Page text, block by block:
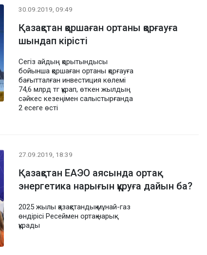
30.09.2019, 09:49
Қазақстан қоршаған ортаны қорғауға
шындап кірісті
Сегіз айдың қорытындысы
бойынша қоршаған ортаны қорғауға
бағытталған инвестиция көлемі
74,6 млрд тг құрап, өткен жылдың
сәйкес кезеңімен салыстырғанда
2 есеге өсті
27.09.2019, 18:39
Қазақстан ЕАЭО аясында ортақ
энергетика нарығын құруға дайын ба?
2025 жылы қазақстандық мұнай-газ
өндірісі Ресеймен ортақ нарық
құрады